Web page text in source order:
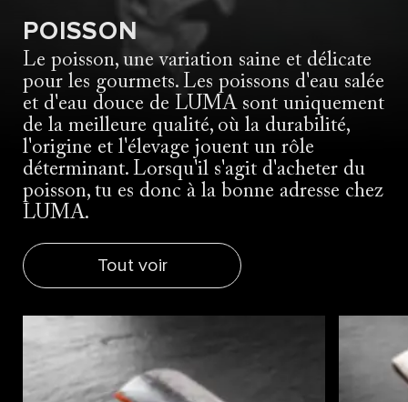
POISSON
Le poisson, une variation saine et délicate
pour les gourmets. Les poissons d'eau salée
et d'eau douce de LUMA sont uniquement
de la meilleure qualité, où la durabilité,
l'origine et l'élevage jouent un rôle
déterminant. Lorsqu'il s'agit d'acheter du
poisson, tu es donc à la bonne adresse chez
LUMA.
Tout voir